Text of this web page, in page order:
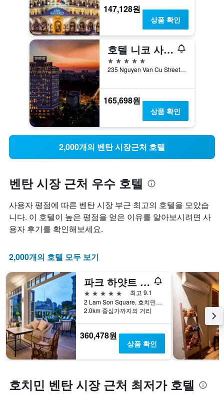
147,128원
상품 확인
호텔 니코 사이공
5성급
235 Nguyen Van Cu Street, District 1, 호치민, 베트남
165,698원
상품 확인
2,000개의 벤탄 시장근처 호텔
벤탄 시장 근처 우수 호텔
사용자 평점에 따른 벤탄 시장 부근 최고의 호텔을 모았습
니다. 이 호텔이 높은 평점을 얻은 이유를 알아보시려면 사
용자 후기를 확인해보세요.
2,000개의 호텔 모두 보기
파크 하얏트 사이공
5성급
최고 9.1
2 Lam Son Square, 호치민, 베트남
2.0km 중심가까지의 거리
360,478원
상품 확인
호치민 벤탄 시장 근처 최저가 호텔